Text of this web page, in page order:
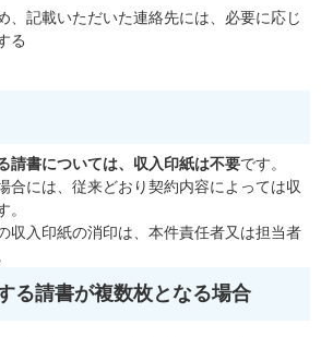
記載いただいた連絡先には、必要に応じ
る
請書については、収入印紙は不要です。
には、従来どおり契約内容によっては収
。
収入印紙の消印は、本件責任者又は担当者
る請書が複数枚となる場合